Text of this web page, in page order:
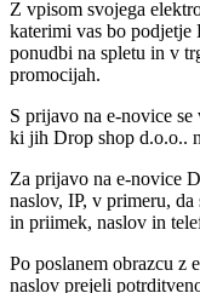
Z vpisom svojega
katerimi vas bo podjetje
ponudbi na spletu in v
promocijah.
S prijavo na e-novice
ki jih Drop shop d.o.o..
Za prijavo na e-novice
naslov, IP, v primeru,
in priimek, naslov in
Po poslanem obrazcu z
naslov prejeli